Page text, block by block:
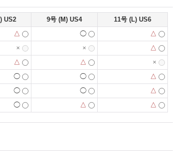
US2 9号 (M) US4
11号 (L) US6
△ ◯
△
× ×
△
△ △
×
◯ ◯
△
◯ ◯
△
◯ △ △